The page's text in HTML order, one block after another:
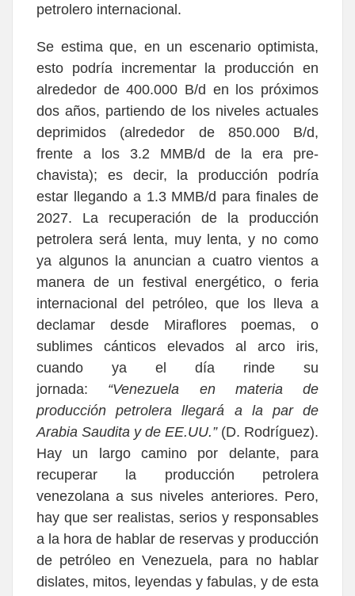
petrolero internacional.
Se estima que, en un escenario optimista,
esto podría incrementar la producción en
alrededor de 400.000 B/d en los próximos
dos años, partiendo de los niveles actuales
deprimidos (alrededor de 850.000 B/d,
frente a los 3.2 MMB/d de la era pre-
chavista); es decir, la producción podría
estar llegando a 1.3 MMB/d para finales de
2027. La recuperación de la producción
petrolera será lenta, muy lenta, y no como
ya algunos la anuncian a cuatro vientos a
manera de un festival energético, o feria
internacional del petróleo, que los lleva a
declamar desde Miraflores poemas, o
sublimes cánticos elevados al arco iris,
cuando ya el día rinde su
jornada:
“Venezuela en materia de
producción petrolera llegará a la par de
Arabia Saudita y de EE.UU.” (D. Rodríguez).
Hay un largo camino por delante, para
recuperar la producción petrolera
venezolana a sus niveles anteriores. Pero,
hay que ser realistas, serios y responsables
a la hora de hablar de reservas y producción
de petróleo en Venezuela, para no hablar
dislates, mitos, leyendas y fabulas, y de esta